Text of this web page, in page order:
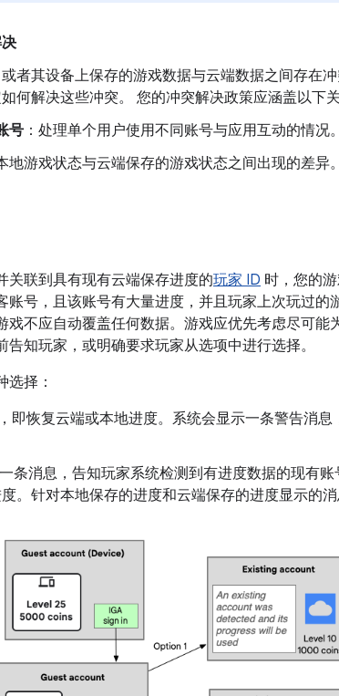
者其设备上保存的游戏数据与云端数据之间存在
何解决这些冲突。 您的冲突解决政策应涵盖以下
号 ：处理单个用户使用不同账号与应用互动的情况。
地游戏状态与云端保存的游戏状态之间出现的差异。
关联到具有现有云端保存进度的玩家 ID 时，您的
账号，且该账号有大量进度，并且玩家上次玩过的
戏不应自动覆盖任何数据。游戏应优先考虑尽可能
知玩家，或明确要求玩家从选项中进行选择。
选择：
即恢复云端或本地进度。系统会显示一条警告消
一条消息，告知玩家系统检测到有进度数据的现有
。针对本地保存的进度和云端保存的进度显示的